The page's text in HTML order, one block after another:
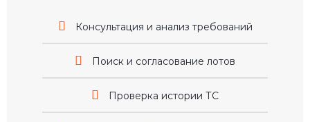
Консультация и анализ требований
Поиск и согласование лотов
Проверка истории ТС